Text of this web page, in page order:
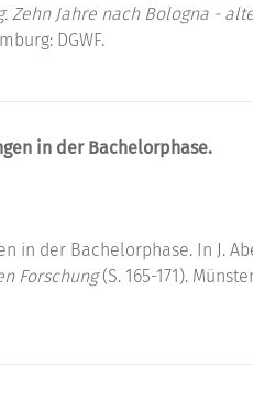
Zehn Jahre nach Bologna -
DGWF.
in der Bachelorphase.
in der Bachelorphase. In J.
Forschung(S. 165-171).